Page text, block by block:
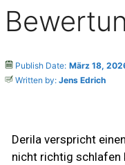
Publish Date: März 18,
Written by: Jens Edrich
Derila verspricht
nicht richtig schlafen